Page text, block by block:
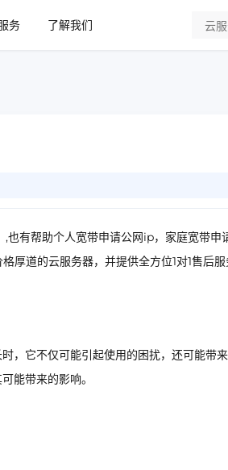
务
了解我们
也有帮助个人宽带申请公网ip，家庭宽带申
道的云服务器，并提供全方位1对1售后服
，它不仅可能引起使用的困扰，还可能带
能带来的影响。